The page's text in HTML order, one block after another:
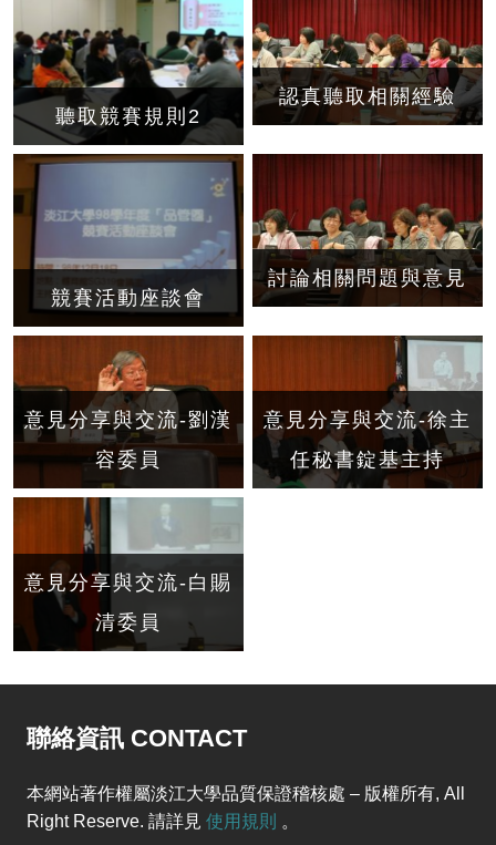
聽取競賽規則2
認真聽取相關經驗
競賽活動座談會
討論相關問題與意見
意見分享與交流-劉漢
容委員
意見分享與交流-徐主
任秘書錠基主持
意見分享與交流-白賜
清委員
聯絡資訊 CONTACT
本網站著作權屬淡江大學品質保證稽核處 – 版權所有, All
Right Reserve. 請詳見 使用規則 。